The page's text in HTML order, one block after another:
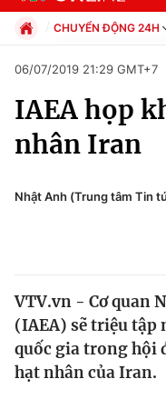
Chuyên mục
Chính trị
Xã hội
Y tế
Thế giới
CHUYỂN ĐỘNG 24H
Xã hội
Pháp luật
Thể thao
Văn hóa - Giải
Giáo dục
06/07/2019 21:29 GMT+7
IAEA họp
nhân Iran
Nhật Anh (Trung tâm Tin
VTV.vn - Cơ quan
(IAEA) sẽ triệu tập
quốc gia trong hội
hạt nhân của Iran.